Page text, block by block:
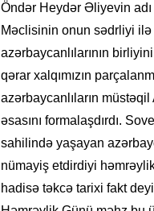
Öndər Heydər Əliyevin adı
Məclisinin onun sədrliyi
azərbaycanlılarının
qərar xalqımızın
azərbaycanlıların
əsasını formalaşdırdı.
sahilində yaşayan
nümayiş etdirdiyi
hadisə təkcə tarixi fakt